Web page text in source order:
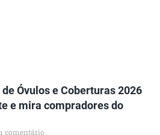
Óvulos e Coberturas 2026
e mira compradores do
comentário